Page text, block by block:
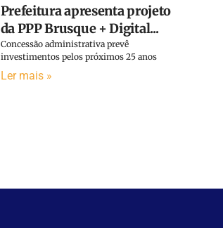
Prefeitura apresenta projeto
da PPP Brusque + Digital...
Concessão administrativa prevê
investimentos pelos próximos 25 anos
Ler mais »